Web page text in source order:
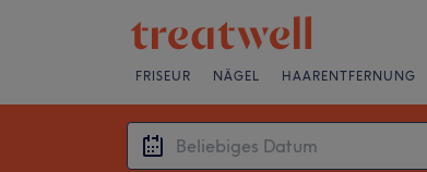
FRISEUR NÄGEL HAARENTFERNUNG